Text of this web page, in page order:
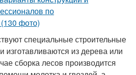
специальные строительные
изготавливаются из дерева или
сборка лесов производится